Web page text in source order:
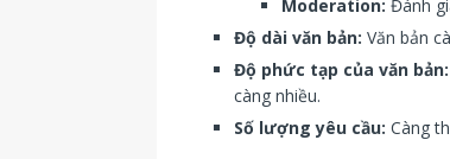
Moderation: Đánh
Độ dài văn bản: Văn bản
Độ phức tạp của văn bản:
càng nhiều.
Số lượng yêu cầu: Càng